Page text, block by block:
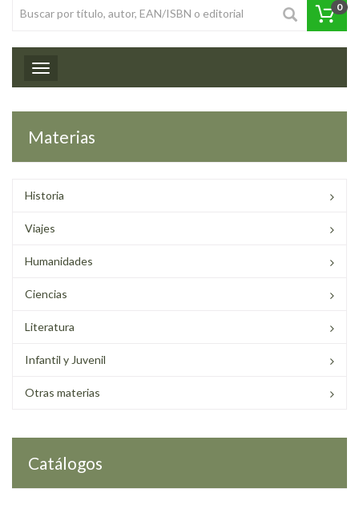
0
Toggle navigation
Materias
Historia
Viajes
Humanidades
Ciencias
Literatura
Infantil y Juvenil
Otras materias
Catálogos